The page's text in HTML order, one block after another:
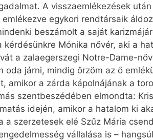
A visszaemlékezések
egykori rendtársaik
beszámolt a saját
Mónika nővér, aki a
a zalaegerszegi Notre-Dame-
oda járni, mindig őrzöm az ő
amikor a zárda kápolnájának a
szentbeszédében elmondta:
idején, amikor a hatalom ki
a szerzetesek elé Szűz Mária
vállalása is –